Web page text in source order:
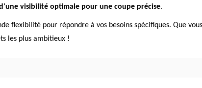
visibilité optimale pour une coupe précise.
flexibilité pour répondre à vos besoins spécifiques. Que
les plus ambitieux !